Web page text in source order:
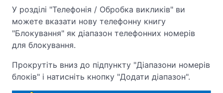
У розділі "Телефонія / Обробка викликів" ви
можете вказати нову телефонну книгу
"Блокування" як діапазон телефонних номерів
для блокування.
Прокрутіть вниз до підпункту "Діапазони номерів
блоків" і натисніть кнопку "Додати діапазон".